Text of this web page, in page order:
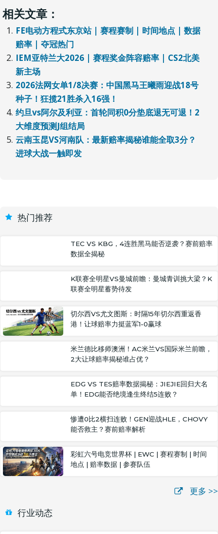
相关文章：
FE电动方程式东京站 | 赛程赛制 | 时间地点 | 数据
赔率 | 夺冠热门
IEM亚特兰大2026 | 赛程奖金阵容赔率 | CS2北美
新主场
2026法网女单1/8决赛：中国黑马王曦雨迎战18号
种子！狂揽21胜杀入16强！
约旦vs阿尔及利亚：首轮同积0分垫底退无可退！2
大维度预测J组结局
云南玉昆VS河南队：最新赔率揭秘谁能全取3分？
进球大战一触即发
热门推荐
TEC VS KBG，4连胜黑马能否逆袭？赛前赔率
数据全揭秘
K联赛全明星VS曼城前瞻：曼城青训挑大梁？K
联赛全明星蓄势待发
切尔西VS尤文图斯：时隔15年切尔西重返香
港！让球赔率力挺蓝军1-0赢球
米兰德比移师澳洲！AC米兰VS国际米兰前瞻，
2大让球赔率揭秘谁占优？
EDG VS TES赔率数据揭秘：JIEJIE回归大名
单！EDG能否绝境逢生终结5连败？
惨遭0比2横扫连败！GEN迎战HLE，CHOVY
能否救主？赛前赔率解析
彩虹六号电竞世界杯 | EWC | 赛程赛制 | 时间
地点 | 赔率数据 | 参赛队伍
更多 >>
行业动态